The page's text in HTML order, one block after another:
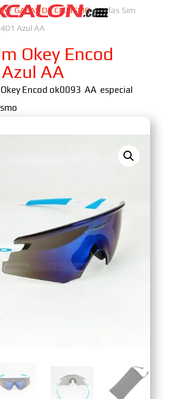
/GAFAS DE CICLISMO/ Gafas Sim
Azul AA
Okey Encod
AA
Encod ok0093 AA especial